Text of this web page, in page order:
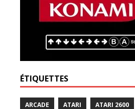
ÉTIQUETTES
ARCADE ATARI ATARI 2600